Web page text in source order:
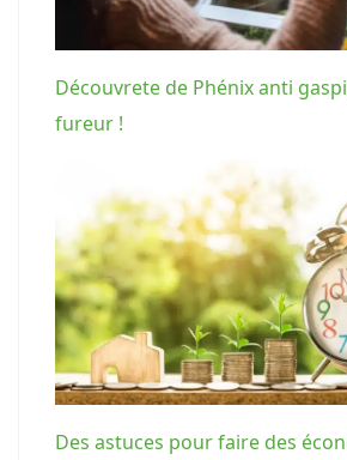
Découvrete de Phénix anti
fureur !
Des astuces pour faire des